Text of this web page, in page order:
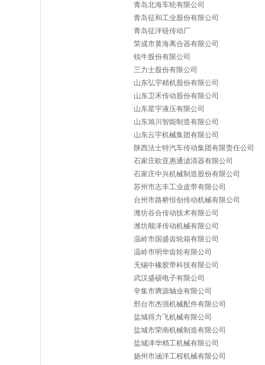
青岛北海车轮有限公司
青岛征和工业股份有限公司
青岛征洋链传动厂
荣成市黄海离合器有限公司
锐牛股份有限公司
三力士股份有限公司
山东弘宇精机股份有限公司
山东卫禾传动股份有限公司
山东星宇液压有限公司
山东旭川智能制造有限公司
山东云宇机械集团有限公司
陕西法士特汽车传动集团有限责任公司
石家庄欧亚惠通滤清器有限公司
石家庄中兴机械制造股份有限公司
苏州市志丰工业皮带有限公司
台州市路桥恒创传动机械有限公司
潍坊谷合传动技术有限公司
潍坊顺泽传动机械有限公司
温岭市国盛齿轮箱有限公司
温岭市明华齿轮有限公司
无锡中橡胶带科技有限公司
武汉盛硕电子有限公司
辛集市腾源轴业有限公司
邢台市杰强机械配件有限公司
盐城得力飞机械有限公司
盐城市荣南机械制造有限公司
盐城泽华精工机械有限公司
扬州市涵洋工程机械有限公司